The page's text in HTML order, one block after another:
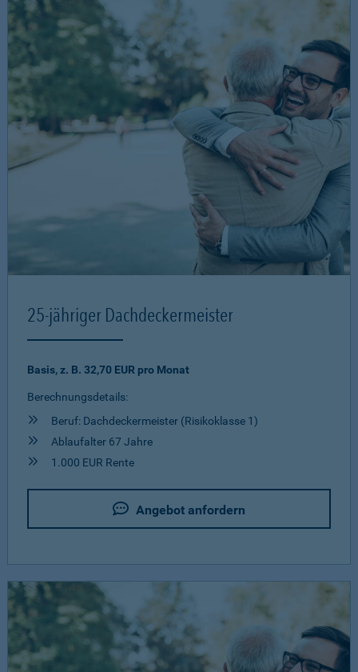
25-jähriger Dachdeckermeister
Basis, z. B. 32,70 EUR pro Monat
Berechnungsdetails:
Beruf: Dachdeckermeister (Risikoklasse 1)
Ablaufalter 67 Jahre
1.000 EUR Rente
Angebot anfordern